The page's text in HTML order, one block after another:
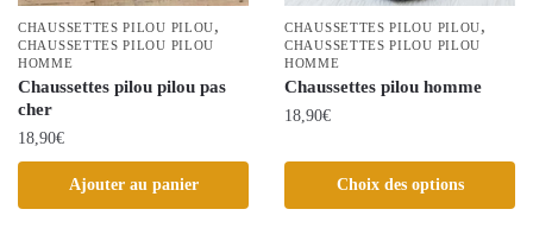
page
du
produit
la
page
CHAUSSETTES PILOU PILOU,
CHAUSSETTES PILOU PILOU
HOMME
Chaussettes pilou pilou pas
cher
18,90€
Ajouter au panier
CHAUSSETTES PILOU PILOU,
CHAUSSETTES PILOU PILOU
HOMME
Chaussettes pilou homme
18,90€
Choix des options
a